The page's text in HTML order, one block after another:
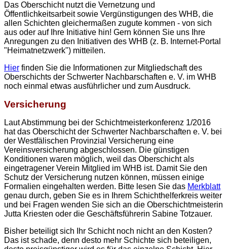
Das Oberschicht nutzt die Vernetzung und
Öffentlichkeitsarbeit sowie Vergünstigungen des WHB, die
allen Schichten gleichermaßen zugute kommen - von sich
aus oder auf Ihre Initiative hin! Gern können Sie uns Ihre
Anregungen zu den Initiativen des WHB (z. B. Internet-Portal
"Heimatnetzwerk") mitteilen.
Hier finden Sie die Informationen zur Mitgliedschaft des
Oberschichts der Schwerter Nachbarschaften e. V. im WHB
noch einmal etwas ausführlicher und zum Ausdruck.
Versicherung
Laut Abstimmung bei der Schichtmeisterkonferenz 1/2016
hat das Oberschicht der Schwerter Nachbarschaften e. V. bei
der Westfälischen Provinzial Versicherung eine
Vereinsversicherung abgeschlossen. Die günstigen
Konditionen waren möglich, weil das Oberschicht als
eingetragener Verein Mitglied im WHB ist. Damit Sie den
Schutz der Versicherung nutzen können, müssen einige
Formalien eingehalten werden. Bitte lesen Sie das Merkblatt
genau durch, geben Sie es in Ihrem Schichthelferkreis weiter
und bei Fragen wenden Sie sich an die Oberschichtmeisterin
Jutta Kriesten oder die Geschäftsführerin Sabine Totzauer.
Bisher beteiligt sich Ihr Schicht noch nicht an den Kosten?
Das ist schade, denn desto mehr Schichte sich beteiligen,